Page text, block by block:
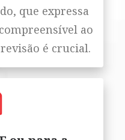
que expressa
ao
é crucial.